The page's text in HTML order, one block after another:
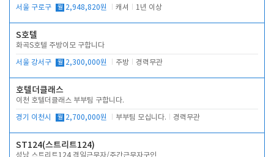
서울 구로구 월 2,948,820원 캐셔 1년 이상
S호텔
화곡S호텔 주방이모 구합니다
서울 강서구 월 2,300,000원 주방 경력무관
호텔더클래스
이천 호텔더클래스 부부팀 구합니다.
경기 이천시 월 2,700,000원 부부팀 모십니다. 경력무관
ST124(스트리트124)